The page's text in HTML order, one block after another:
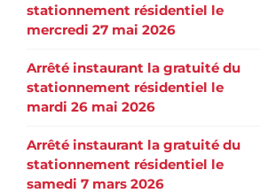
stationnement résidentiel le
mercredi 27 mai 2026
Arrêté instaurant la gratuité du
stationnement résidentiel le
mardi 26 mai 2026
Arrêté instaurant la gratuité du
stationnement résidentiel le
samedi 7 mars 2026